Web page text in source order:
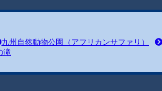
九州自然動物公園（アフリカンサファリ）
滝